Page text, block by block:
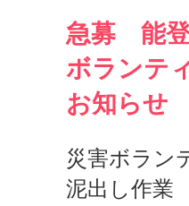
急募 能登
ボランテ
お知ら
災害ボラ
泥出し作業